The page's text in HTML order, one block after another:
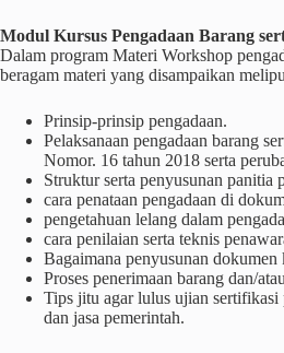
Modul Kursus Pengadaan Barang
Dalam program Materi Workshop
beragam materi yang disampaikan
Prinsip-prinsip pengadaan.
Pelaksanaan pengadaan barang
Nomor. 16 tahun 2018 serta
Struktur serta penyusunan panitia
cara penataan pengadaan di
pengetahuan lelang dalam
cara penilaian serta teknis
Bagaimana penyusunan
Proses penerimaan barang dan/
Tips jitu agar lulus ujian sertifikasi
dan jasa pemerintah.